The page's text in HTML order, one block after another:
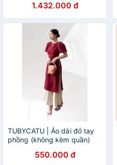
1.432.000 đ
TUBYCATU | Áo dài đỏ tay
phồng (không kèm quần)
550.000 đ